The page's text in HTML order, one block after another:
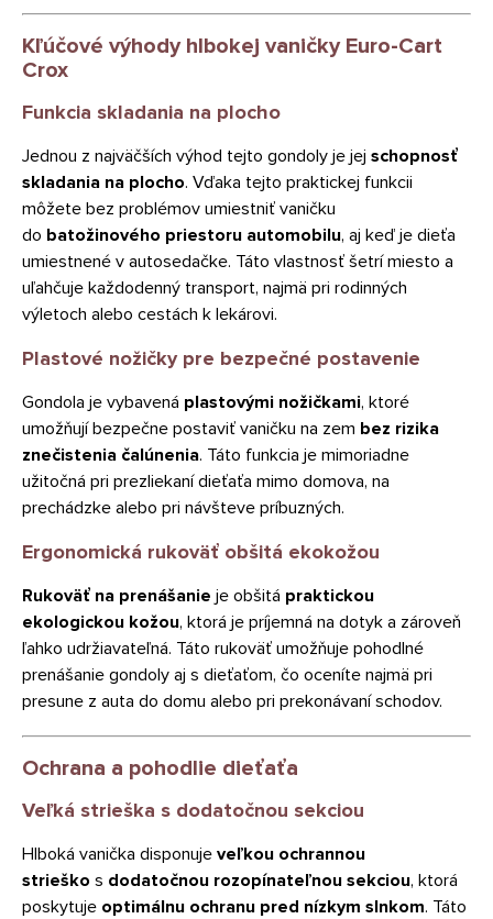
Kľúčové výhody hlbokej vaničky Euro-Cart
Crox
Funkcia skladania na plocho
Jednou z najväčších výhod tejto gondoly je jej schopnosť
skladania na plocho. Vďaka tejto praktickej funkcii
môžete bez problémov umiestniť vaničku
do batožinového priestoru automobilu, aj keď je dieťa
umiestnené v autosedačke. Táto vlastnosť šetrí miesto a
uľahčuje každodenný transport, najmä pri rodinných
výletoch alebo cestách k lekárovi.
Plastové nožičky pre bezpečné postavenie
Gondola je vybavená plastovými nožičkami, ktoré
umožňují bezpečne postaviť vaničku na zem bez rizika
znečistenia čalúnenia. Táto funkcia je mimoriadne
užitočná pri prezliekaní dieťaťa mimo domova, na
prechádzke alebo pri návšteve príbuzných.
Ergonomická rukoväť obšitá ekokožou
Rukoväť na prenášanie je obšitá praktickou
ekologickou kožou, ktorá je príjemná na dotyk a zároveň
ľahko udržiavateľná. Táto rukoväť umožňuje pohodlné
prenášanie gondoly aj s dieťaťom, čo oceníte najmä pri
presune z auta do domu alebo pri prekonávaní schodov.
Ochrana a pohodlie dieťaťa
Veľká strieška s dodatočnou sekciou
Hlboká vanička disponuje veľkou ochrannou
strieško s dodatočnou rozopínateľnou sekciou, ktorá
poskytuje optimálnu ochranu pred nízkym slnkom. Táto